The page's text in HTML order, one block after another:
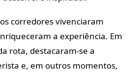
corredores vivenciaram
a experiência. Em
rota, destacaram-se a
e, em outros momentos,